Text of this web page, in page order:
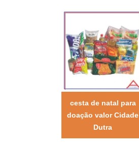
cesta de natal para
doação valor Cidade
Dutra